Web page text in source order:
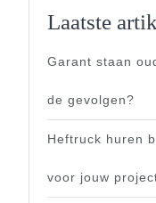
Laatste
Garant staan
de gevolgen?
Heftruck huren
voor jouw